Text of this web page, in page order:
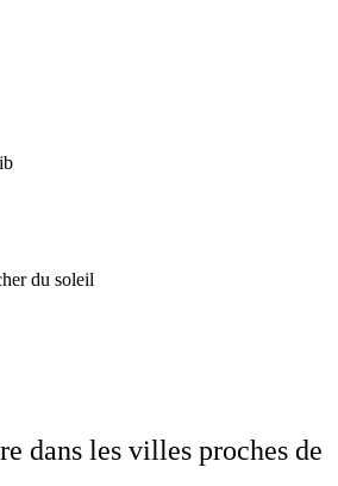
du soleil
dans les villes proches de